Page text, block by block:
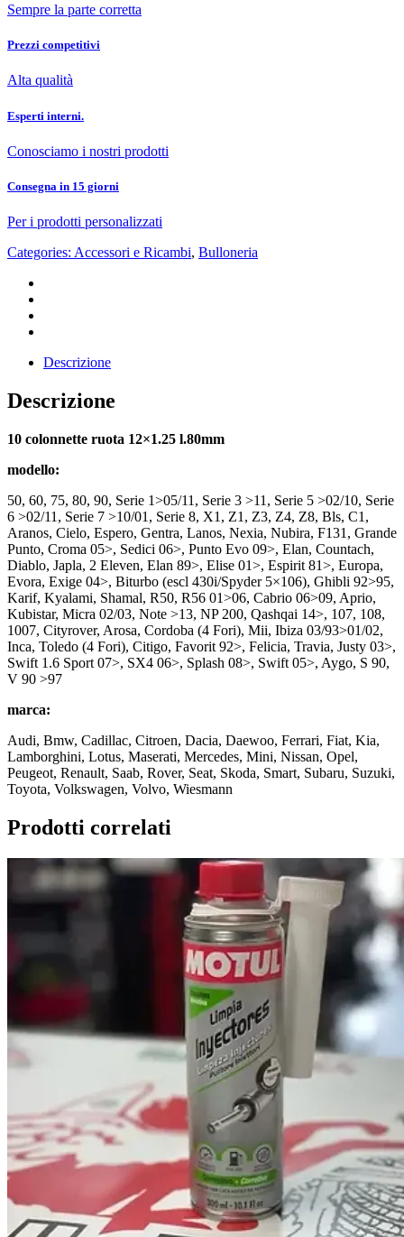
Sempre la parte corretta
Prezzi competitivi
Alta qualità
Esperti interni.
Conosciamo i nostri prodotti
Consegna in 15 giorni
Per i prodotti personalizzati
Categories: Accessori e Ricambi, Bulloneria
Descrizione
Descrizione
10 colonnette ruota 12×1.25 l.80mm
modello:
50, 60, 75, 80, 90, Serie 1>05/11, Serie 3 >11, Serie 5 >02/10, Serie
6 >02/11, Serie 7 >10/01, Serie 8, X1, Z1, Z3, Z4, Z8, Bls, C1,
Aranos, Cielo, Espero, Gentra, Lanos, Nexia, Nubira, F131, Grande
Punto, Croma 05>, Sedici 06>, Punto Evo 09>, Elan, Countach,
Diablo, Japla, 2 Eleven, Elan 89>, Elise 01>, Espirit 81>, Europa,
Evora, Exige 04>, Biturbo (escl 430i/Spyder 5×106), Ghibli 92>95,
Karif, Kyalami, Shamal, R50, R56 01>06, Cabrio 06>09, Aprio,
Kubistar, Micra 02/03, Note >13, NP 200, Qashqai 14>, 107, 108,
1007, Cityrover, Arosa, Cordoba (4 Fori), Mii, Ibiza 03/93>01/02,
Inca, Toledo (4 Fori), Citigo, Favorit 92>, Felicia, Travia, Justy 03>,
Swift 1.6 Sport 07>, SX4 06>, Splash 08>, Swift 05>, Aygo, S 90,
V 90 >97
marca:
Audi, Bmw, Cadillac, Citroen, Dacia, Daewoo, Ferrari, Fiat, Kia,
Lamborghini, Lotus, Maserati, Mercedes, Mini, Nissan, Opel,
Peugeot, Renault, Saab, Rover, Seat, Skoda, Smart, Subaru, Suzuki,
Toyota, Volkswagen, Volvo, Wiesmann
Prodotti correlati